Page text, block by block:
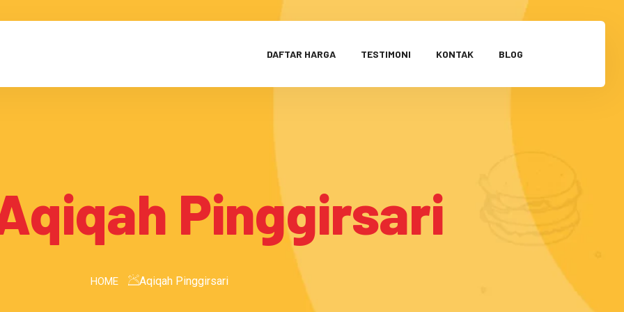
DAFTAR HARGA TESTIMONI KONTAK BLOG
Pinggirsari
HOME Aqiqah Pinggirsari